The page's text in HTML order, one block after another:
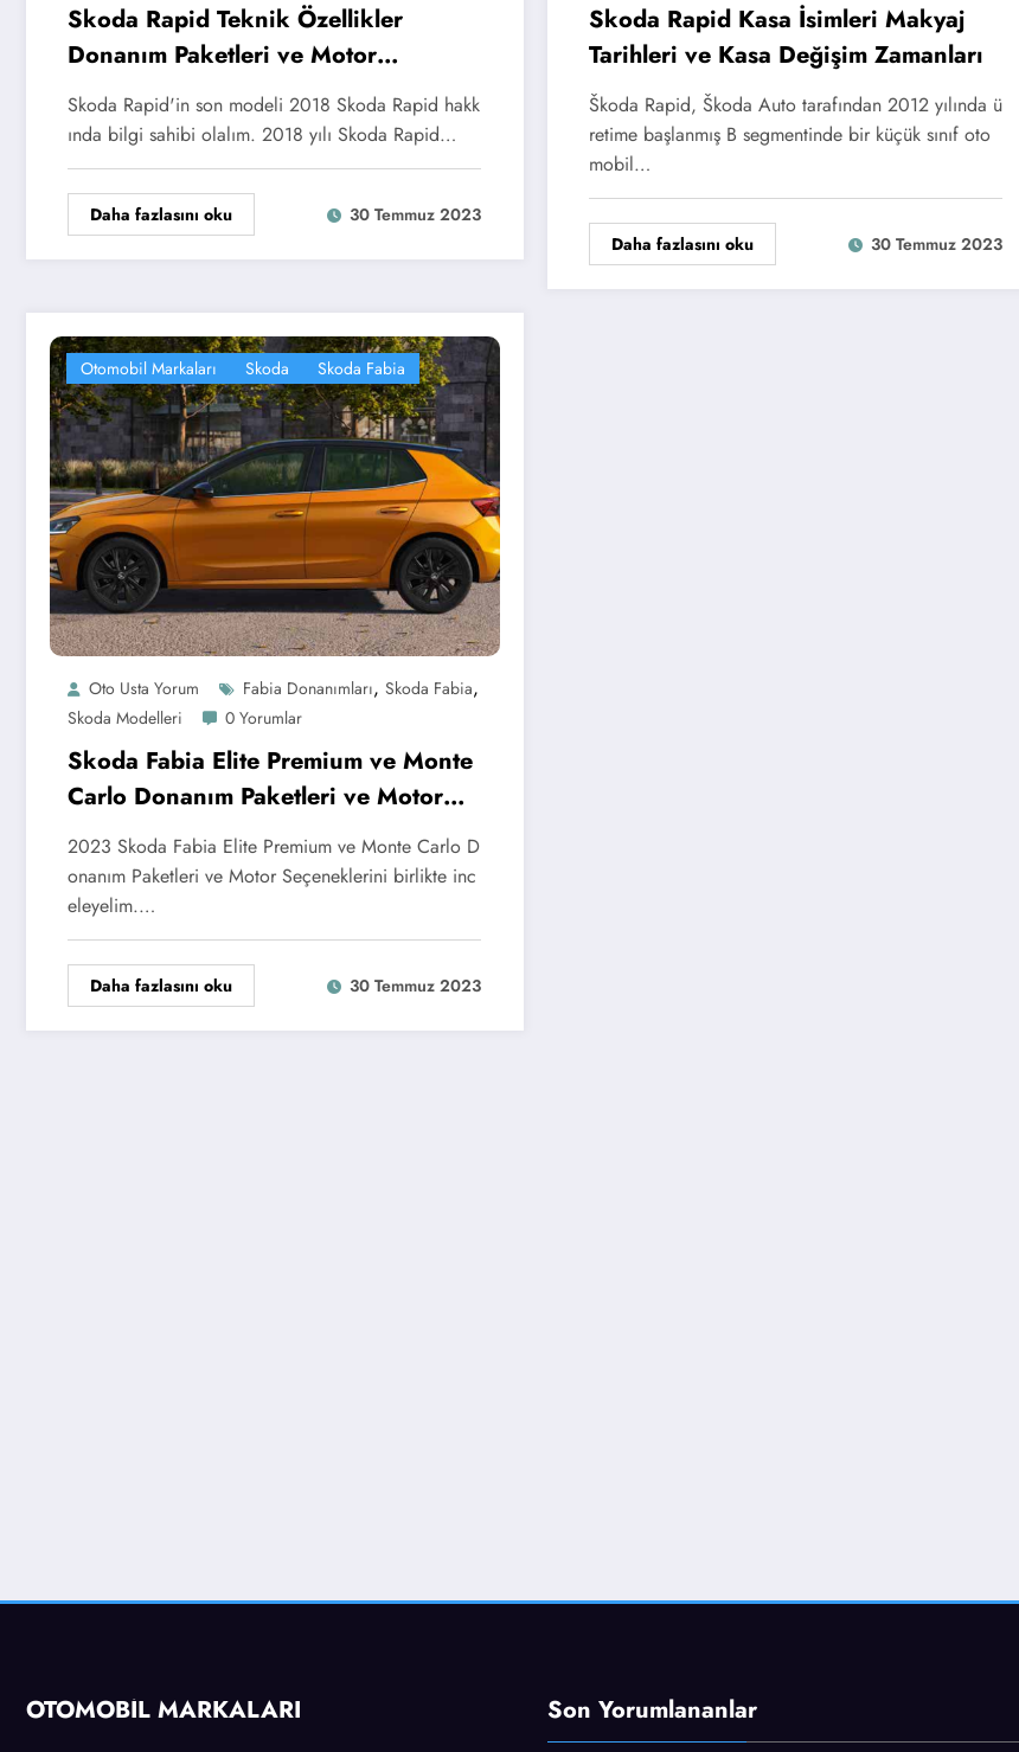
Skoda Rapid Teknik Özellikler
Donanım Paketleri ve Motor
Seçenekleri
Skoda Rapid'in son modeli 2018 Skoda Rapid hakk
ında bilgi sahibi olalım. 2018 yılı Skoda Rapid…
Daha fazlasını oku 30 Temmuz 2023
Skoda Rapid Kasa İsimleri Makyaj
Tarihleri ve Kasa Değişim Zamanları
Škoda Rapid, Škoda Auto tarafından 2012 yılında ü
retime başlanmış B segmentinde bir küçük sınıf oto
mobil…
Daha fazlasını oku 30 Temmuz 2023
Otomobil Markaları Skoda Skoda Fabia
Oto Usta Yorum Fabia Donanımları, Skoda Fabia,
Skoda Modelleri 0 Yorumlar
Skoda Fabia Elite Premium ve Monte
Carlo Donanım Paketleri ve Motor
Seçenekleri
2023 Skoda Fabia Elite Premium ve Monte Carlo D
onanım Paketleri ve Motor Seçeneklerini birlikte inc
eleyelim.…
Daha fazlasını oku 30 Temmuz 2023
OTOMOBİL MARKALARI Son Yorumlananlar